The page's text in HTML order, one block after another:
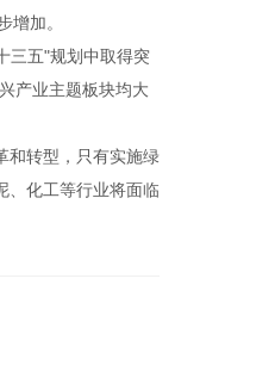
增加。
三五"规划中取得突
产业主题板块均大
和转型，只有实施绿
、化工等行业将面临